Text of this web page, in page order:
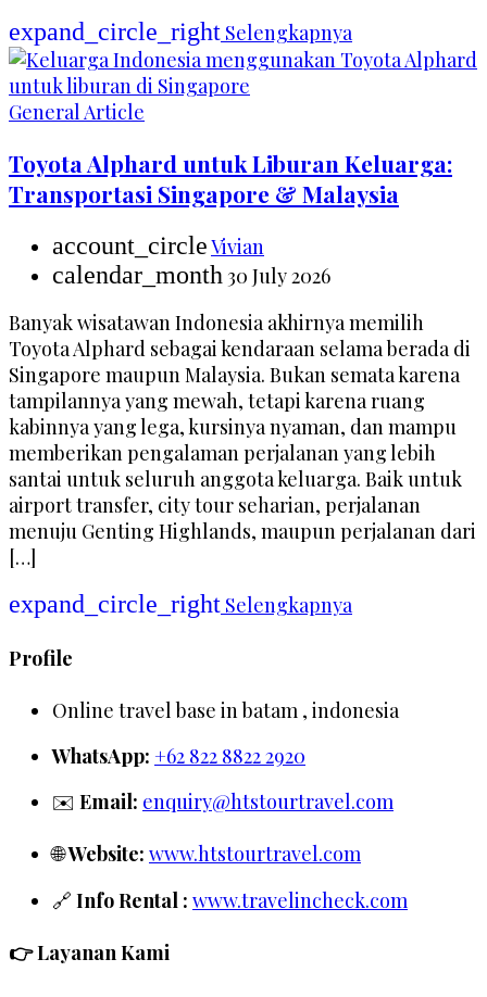
expand_circle_right Selengkapnya
General Article
Toyota Alphard untuk Liburan Keluarga:
Transportasi Singapore & Malaysia
account_circleVivian
calendar_month 30 July 2026
Banyak wisatawan Indonesia akhirnya memilih
Toyota Alphard sebagai kendaraan selama berada di
Singapore maupun Malaysia. Bukan semata karena
tampilannya yang mewah, tetapi karena ruang
kabinnya yang lega, kursinya nyaman, dan mampu
memberikan pengalaman perjalanan yang lebih
santai untuk seluruh anggota keluarga. Baik untuk
airport transfer, city tour seharian, perjalanan
menuju Genting Highlands, maupun perjalanan dari
[…]
expand_circle_right Selengkapnya
Profile
Online travel base in batam , indonesia
WhatsApp: +62 822 8822 2920
✉️ Email: enquiry@htstourtravel.com
🌐Website: www.htstourtravel.com
🔗 Info Rental : www.travelincheck.com
👉 Layanan Kami